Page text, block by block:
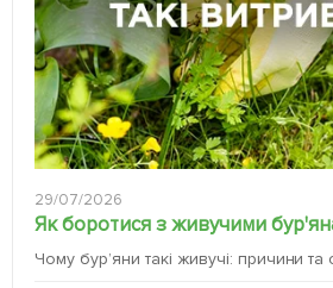
29/07/2026
Як боротися з живучими
Чому бур’яни такі живучі: причини